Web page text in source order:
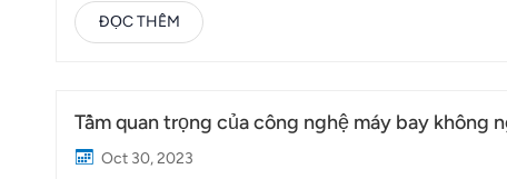
cầu về các nguồn protein chất lượng cao, đặc biệt là hải
ngành nuôi trồng thủy sản đang áp dụng các công
ĐỌC THÊM
Tầm quan trọng của công nghệ máy bay
Oct 30, 2023